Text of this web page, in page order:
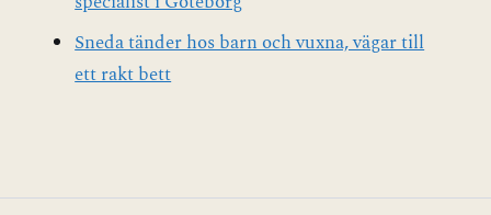
Sneda tänder hos barn och vuxna, vägar till
ett rakt bett